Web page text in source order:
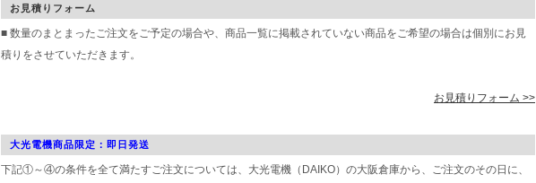
お見積りフォーム
■ 数量のまとまったご注文をご予定の場合や、商品一覧に掲載されていない商品をご希望の場合は個別にお見
積りをさせていただきます。
お見積りフォーム >>
大光電機商品限定：即日発送
下記①～④の条件を全て満たすご注文については、大光電機（DAIKO）の大阪倉庫から、ご注文のその日に、